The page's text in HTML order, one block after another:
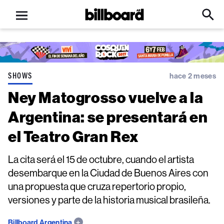
Open
menu
Billboard
Click
Input
SHOWS hace 2 meses
Ney Matogrosso vuelve a la
Argentina: se presentará en
el Teatro Gran Rex
La cita será el 15 de octubre, cuando el artista
desembarque en la Ciudad de Buenos Aires con
una propuesta que cruza repertorio propio,
versiones y parte de la historia musical brasileña.